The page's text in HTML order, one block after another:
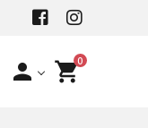
person 0
shopping_cart